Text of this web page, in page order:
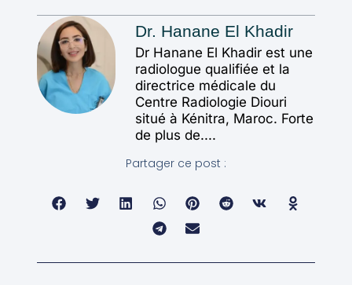
Dr. Hanane El Khadir
Dr Hanane El Khadir est une
radiologue qualifiée et la
directrice médicale du
Centre Radiologie Diouri
situé à Kénitra, Maroc. Forte
de plus de....
Partager ce post :